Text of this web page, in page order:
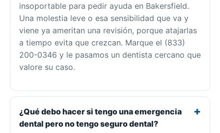
insoportable para pedir ayuda en Bakersfield.
Una molestia leve o esa sensibilidad que va y
viene ya ameritan una revisión, porque atajarlas
a tiempo evita que crezcan. Marque el (833)
200-0346 y le pasamos un dentista cercano que
valore su caso.
¿Qué debo hacer si tengo una emergencia
dental pero no tengo seguro dental?